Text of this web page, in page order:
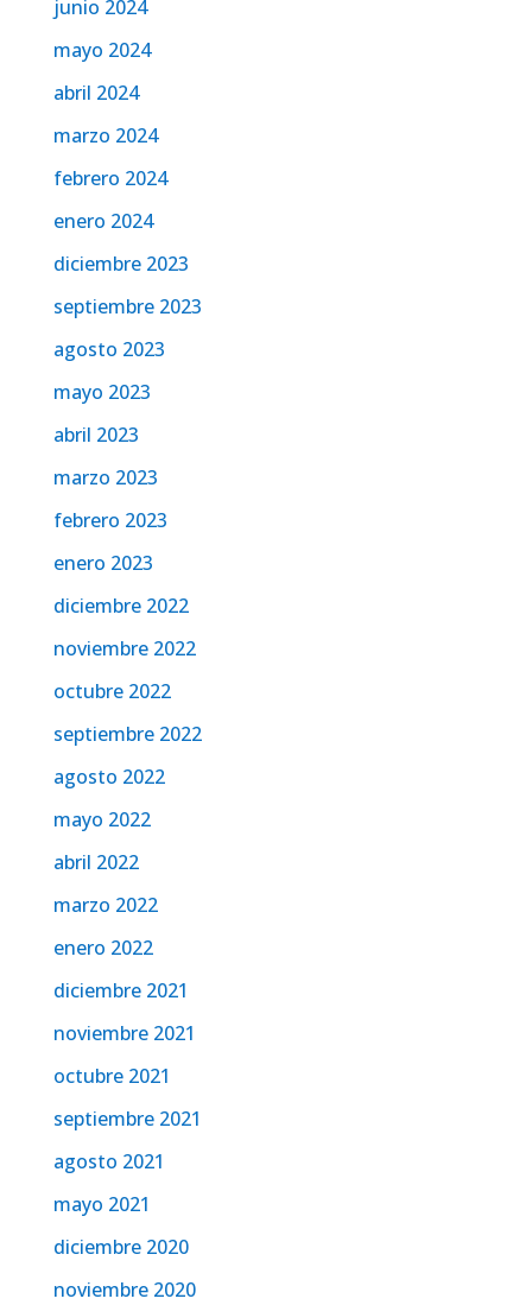
junio 2024
mayo 2024
abril 2024
marzo 2024
febrero 2024
enero 2024
diciembre 2023
septiembre 2023
agosto 2023
mayo 2023
abril 2023
marzo 2023
febrero 2023
enero 2023
diciembre 2022
noviembre 2022
octubre 2022
septiembre 2022
agosto 2022
mayo 2022
abril 2022
marzo 2022
enero 2022
diciembre 2021
noviembre 2021
octubre 2021
septiembre 2021
agosto 2021
mayo 2021
diciembre 2020
noviembre 2020